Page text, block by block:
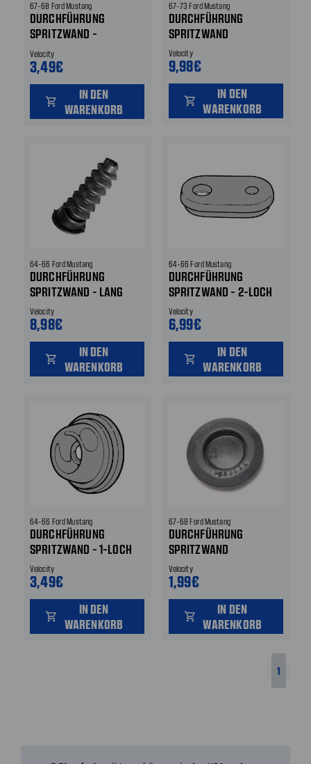
67-68 Ford Mustang
DURCHFÜHRUNG
SPRITZWAND -
GASGESTÄNGE
Velocity
3,49€
shopping_cart
IN DEN
WARENKORB
67-73 Ford Mustang
DURCHFÜHRUNG
SPRITZWAND
Velocity
9,98€
shopping_cart
IN DEN
WARENKORB
64-66 Ford Mustang
DURCHFÜHRUNG
SPRITZWAND - LANG
Velocity
8,98€
shopping_cart
IN DEN
WARENKORB
64-66 Ford Mustang
DURCHFÜHRUNG
SPRITZWAND - 2-LOCH
Velocity
6,99€
shopping_cart
IN DEN
WARENKORB
64-66 Ford Mustang
DURCHFÜHRUNG
SPRITZWAND - 1-LOCH
Velocity
3,49€
shopping_cart
IN DEN
WARENKORB
67-68 Ford Mustang
DURCHFÜHRUNG
SPRITZWAND
Velocity
1,99€
shopping_cart
IN DEN
WARENKORB
1